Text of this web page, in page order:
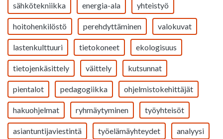
sähkötekniikka energia-ala yhteistyö
hoitohenkilöstö perehdyttäminen valokuvat
lastenkulttuuri tietokoneet ekologisuus
tietojenkäsittely väittely kutsunnat
pientalot pedagogiikka ohjelmistokehittäjät
hakuohjelmat ryhmäytyminen työyhteisöt
asiantuntijaviestintä työelämäyhteydet analyysi